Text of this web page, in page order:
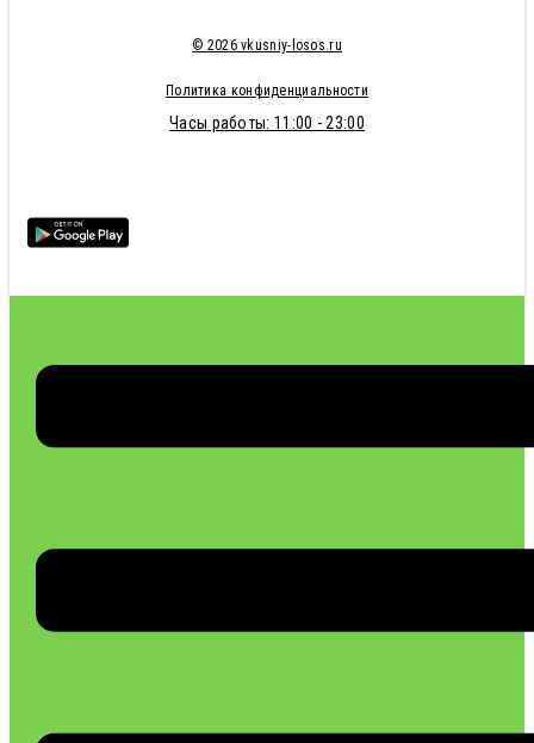
© 2026 vkusniy-losos.ru
Политика конфиденциальности
Часы работы: 11:00 - 23:00